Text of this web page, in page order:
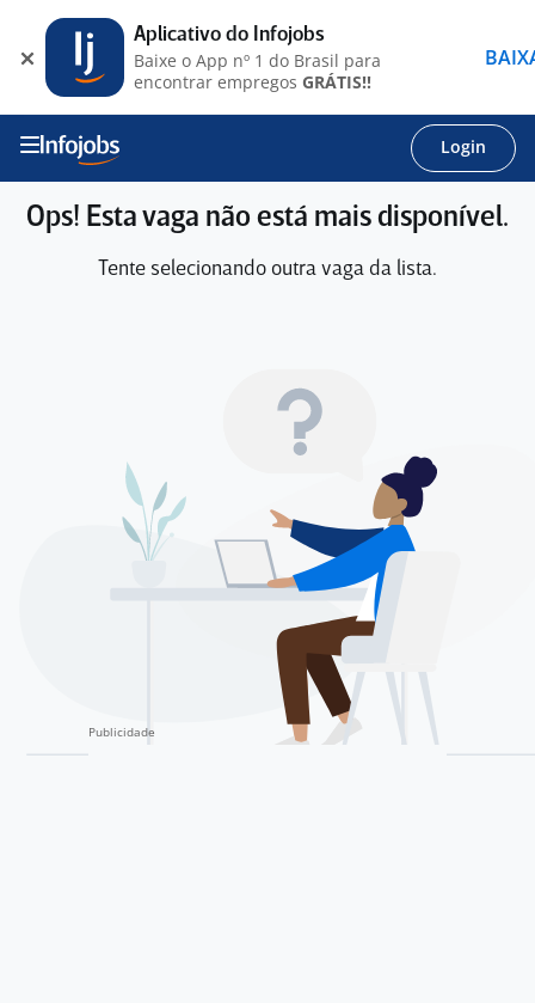
Login
Ops! Esta vaga não está mais disponível.
Tente selecionando outra vaga da lista.
Aplicativo do Infojobs
Baixe o App nº 1 do Brasil para
encontrar empregos GRÁTIS!!